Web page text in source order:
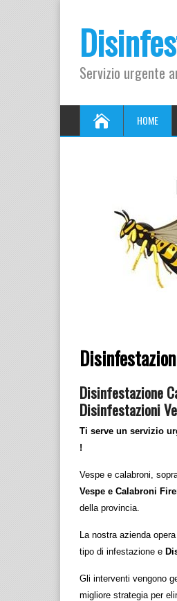
Servizio urgente
HOME
Disinfestazione
Disinfestazioni
Ti serve un servizio
!
Vespe e calabroni,
Vespe e Calabroni
della provincia.
La nostra azienda
tipo di infestazione e
Gli interventi vengono
migliore strategia per